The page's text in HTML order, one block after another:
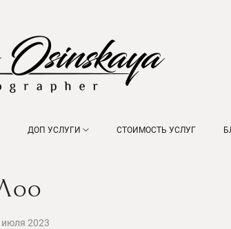
ДОП УСЛУГИ СТОИМОСТЬ УСЛУГ
июля 2023